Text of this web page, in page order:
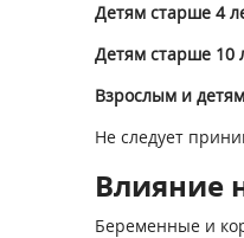
Детям старше 4
Детям старше 10
Взрослым и
Не следует
Влияние
Беременные и